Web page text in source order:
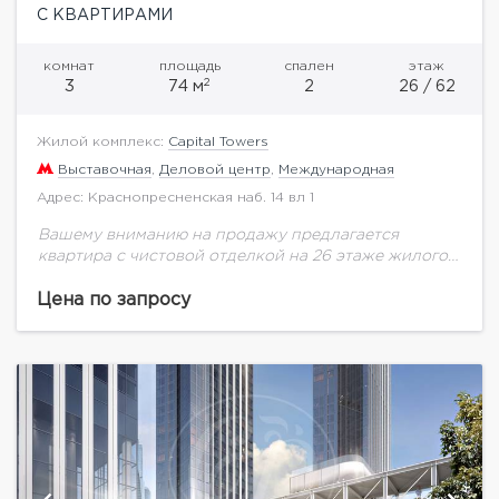
С КВАРТИРАМИ
комнат
3
площадь
74 м2
спален
2
этаж
26 / 62
Жилой комплекс: Capital Towers
Выставочная Деловой центр Международная
Адрес: Краснопресненская наб. 14 вл 1
Вашему вниманию на продажу предлагается
квартира с чистовой отделкой на 26 этаже жилого
City Tower, площадь квартиры 74,37 кв.м. Отделка -
Цена по запросу